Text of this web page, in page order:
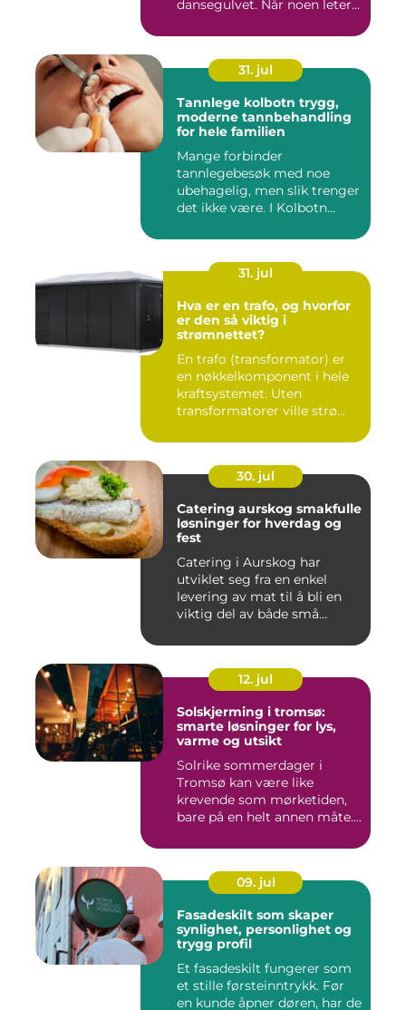
dansegulvet. Når noen leter...
31. jul
Tannlege kolbotn trygg,
moderne tannbehandling
for hele familien
Mange forbinder
tannlegebesøk med noe
ubehagelig, men slik trenger
det ikke være. I Kolbotn
31. jul
Hva er en trafo, og hvorfor
er den så viktig i
strømnettet?
En trafo (transformator) er
en nøkkelkomponent i hele
kraftsystemet. Uten
transformatorer ville strø...
30. jul
Catering aurskog smakfulle
løsninger for hverdag og
fest
Catering i Aurskog har
utviklet seg fra en enkel
levering av mat til å bli en
viktig del av både små...
12. jul
Solskjerming i tromsø:
smarte løsninger for lys,
varme og utsikt
Solrike sommerdager i
Tromsø kan være like
krevende som mørketiden,
bare på en helt annen måte.
09. jul
Fasadeskilt som skaper
synlighet, personlighet og
trygg profil
Et fasadeskilt fungerer som
et stille førsteinntrykk. Før
en kunde åpner døren, har de